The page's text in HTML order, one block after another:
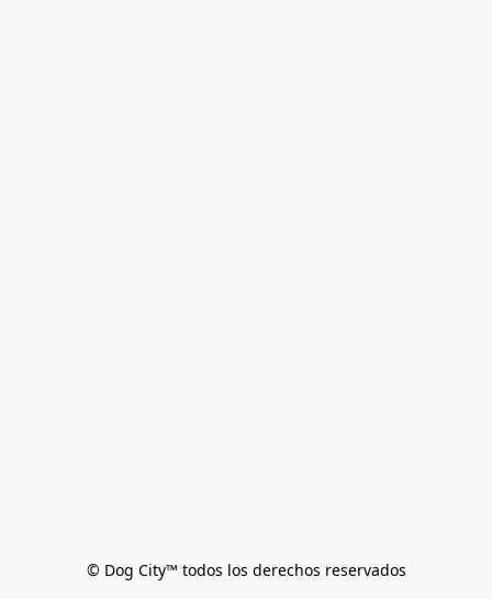
© Dog City™ todos los derechos reservados